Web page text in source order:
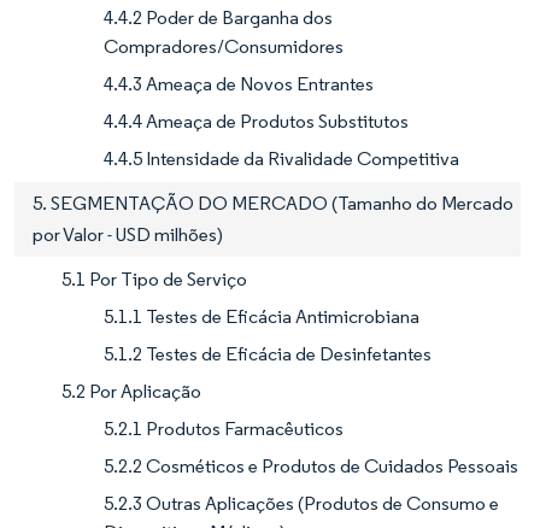
4.4.2 Poder de Barganha dos
Compradores/Consumidores
4.4.3 Ameaça de Novos Entrantes
4.4.4 Ameaça de Produtos Substitutos
4.4.5 Intensidade da Rivalidade Competitiva
5. SEGMENTAÇÃO DO MERCADO (Tamanho do Mercado
por Valor - USD milhões)
5.1 Por Tipo de Serviço
5.1.1 Testes de Eficácia Antimicrobiana
5.1.2 Testes de Eficácia de Desinfetantes
5.2 Por Aplicação
5.2.1 Produtos Farmacêuticos
5.2.2 Cosméticos e Produtos de Cuidados Pessoais
5.2.3 Outras Aplicações (Produtos de Consumo e